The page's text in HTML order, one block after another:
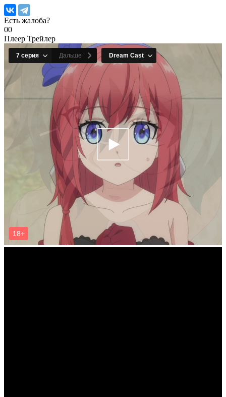
Есть жалоба?
00
Плеер Трейлер